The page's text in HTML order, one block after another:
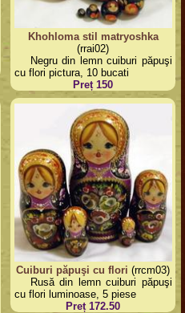
Khohloma stil matryoshka
(rrai02)
Negru din lemn cuiburi păpuşi
cu flori pictura, 10 bucati
Preț 150
Cuiburi păpuşi cu flori (rrcm03)
Rusă din lemn cuiburi păpuşi
cu flori luminoase, 5 piese
Preț 172.50